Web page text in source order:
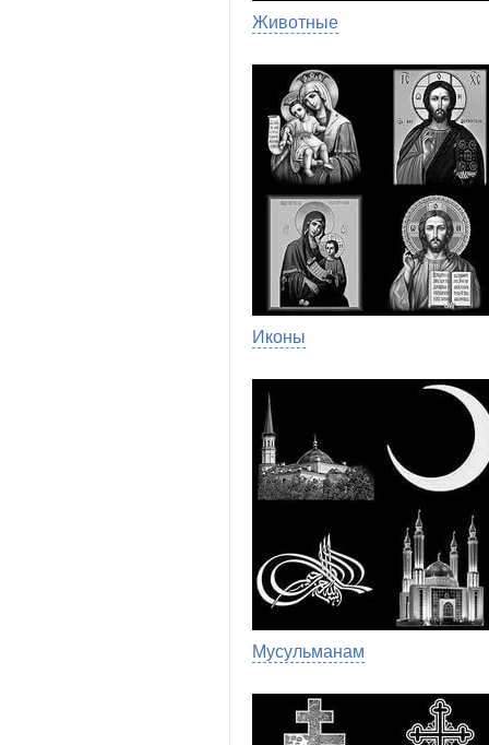
Животные
Иконы
Мусульманам